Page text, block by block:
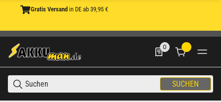
Gratis Versandin DE ab 39,95 €
4,61 Sterne Trusted Shops mit Käuferschutz
SUCHEN
0
0 Produkte in der